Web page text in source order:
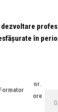
dezvoltare
în
nr.
ore